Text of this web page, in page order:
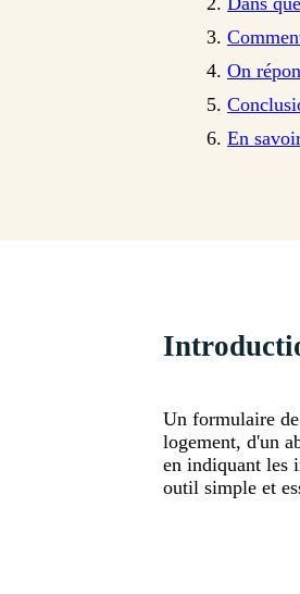
On
En
Un formulaire
logement, d'un
en indiquant les
outil simple et